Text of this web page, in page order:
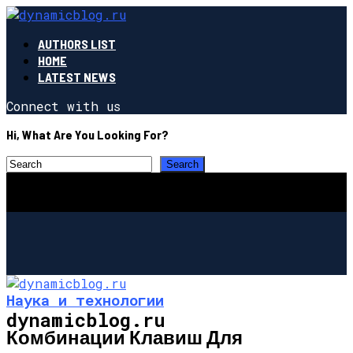
AUTHORS LIST
HOME
LATEST NEWS
Connect with us
Hi, What Are You Looking For?
dynamicblog.ru
Наука и технологии
Комбинации Клавиш Для